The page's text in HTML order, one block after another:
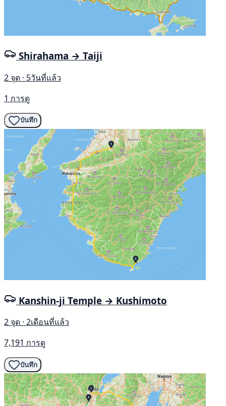
Shirahama → Taiji
2 จุด · 5วันที่แล้ว
1 การดู
บันทึก
Kanshin-ji Temple → Kushimoto
2 จุด · 2เดือนที่แล้ว
7,191 การดู
บันทึก